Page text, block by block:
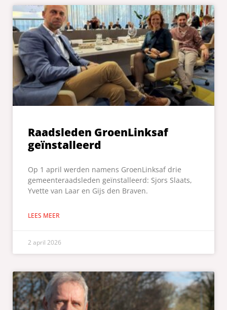
Raadsleden GroenLinksaf
geïnstalleerd
Op 1 april werden namens GroenLinksaf drie
gemeenteraadsleden geïnstalleerd: Sjors Slaats,
Yvette van Laar en Gijs den Braven.
LEES MEER
2 april 2026